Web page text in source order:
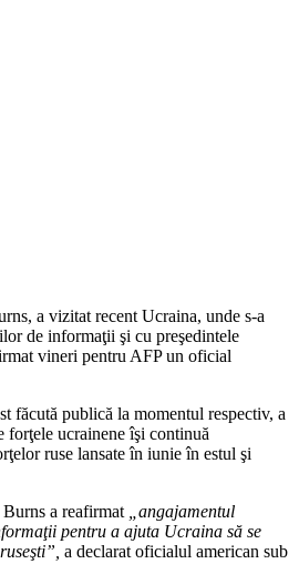
a vizitat recent Ucraina, unde s-a
de informaţii şi cu preşedintele
vineri pentru AFP un oficial
făcută publică la momentul respectiv, a
ucrainene îşi continuă
ruse lansate în iunie în estul şi
a reafirmat
„angajamentul
pentru a ajuta Ucraina să se
a declarat oficialul american sub